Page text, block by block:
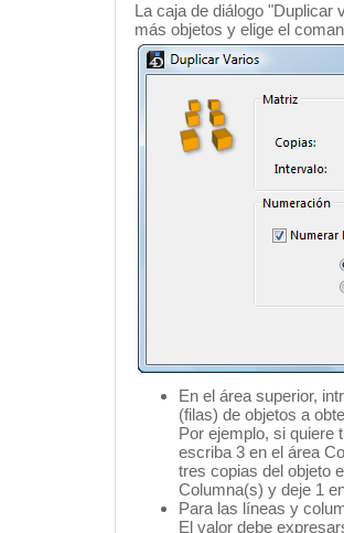
La caja de diálogo "Duplicar
más objetos y elige el
En el área superior,
(filas) de objetos a
Por ejemplo, si quiere
escriba 3 en el área
tres copias del objeto
Columna(s) y deje 1
Para las líneas y
El valor debe